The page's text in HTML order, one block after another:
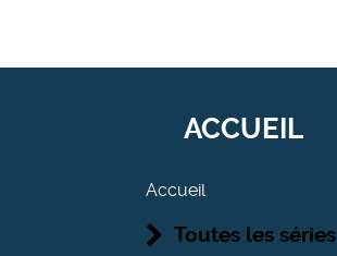
ACCUEIL
Accueil
Toutes les séries